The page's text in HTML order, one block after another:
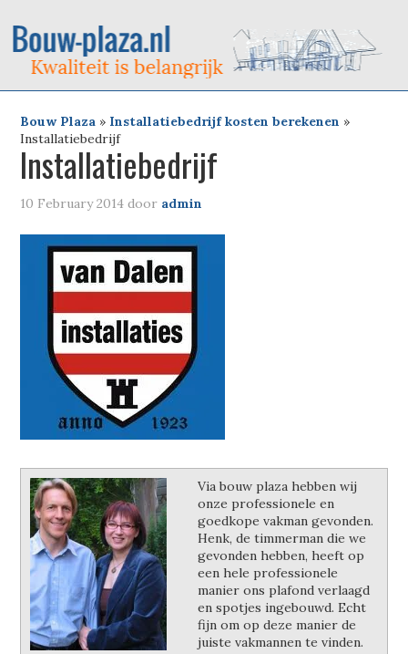
Bouw Plaza » Installatiebedrijf kosten berekenen »
Installatiebedrijf
Installatiebedrijf
10 February 2014 door admin
Via bouw plaza hebben wij
onze professionele en
goedkope vakman gevonden.
Henk, de timmerman die we
gevonden hebben, heeft op
een hele professionele
manier ons plafond verlaagd
en spotjes ingebouwd. Echt
fijn om op deze manier de
juiste vakmannen te vinden.